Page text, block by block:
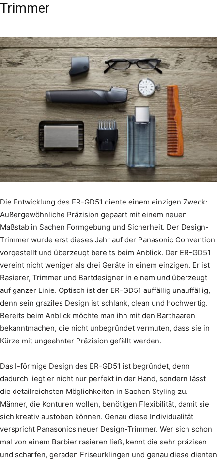
Trimmer
Die Entwicklung des ER-GD51 diente einem einzigen Zweck:
Außergewöhnliche Präzision gepaart mit einem neuen
Maßstab in Sachen Formgebung und Sicherheit. Der Design-
Trimmer wurde erst dieses Jahr auf der Panasonic Convention
vorgestellt und überzeugt bereits beim Anblick. Der ER-GD51
vereint nicht weniger als drei Geräte in einem einzigen. Er ist
Rasierer, Trimmer und Bartdesigner in einem und überzeugt
auf ganzer Linie. Optisch ist der ER-GD51 auffällig unauffällig,
denn sein graziles Design ist schlank, clean und hochwertig.
Bereits beim Anblick möchte man ihn mit den Barthaaren
bekanntmachen, die nicht unbegründet vermuten, dass sie in
Kürze mit ungeahnter Präzision gefällt werden.
Das I-förmige Design des ER-GD51 ist begründet, denn
dadurch liegt er nicht nur perfekt in der Hand, sondern lässt
die detailreichsten Möglichkeiten in Sachen Styling zu.
Männer, die Konturen wollen, benötigen Flexibilität, damit sie
sich kreativ austoben können. Genau diese Individualität
verspricht Panasonics neuer Design-Trimmer. Wer sich schon
mal von einem Barbier rasieren ließ, kennt die sehr präzisen
und scharfen, geraden Friseurklingen und genau diese dienten